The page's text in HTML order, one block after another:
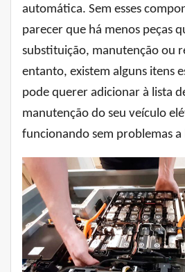
automática. Sem esses
parecer que há menos peças
substituição, manutenção ou
entanto, existem alguns itens
pode querer adicionar à lista
manutenção do seu veículo
funcionando sem problemas